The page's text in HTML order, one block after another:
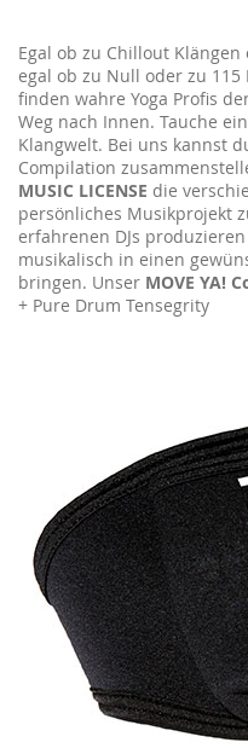
Egal ob zu Chillout
egal ob zu Null oder zu 115
finden wahre Yoga Profis
Weg nach Innen. Tauche
Klangwelt. Bei uns kannst
Compilation
MUSIC LICENSE die
persönliches Musikprojekt
erfahrenen DJs
musikalisch in einen
bringen. Unser MOVE YA!
+ Pure Drum Tensegrity